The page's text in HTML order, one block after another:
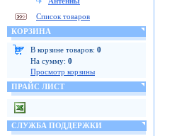
Список товаров
КОРЗИНА
В корзине товаров: 0
На сумму: 0
Просмотр корзины
ПРАЙС ЛИСТ
СЛУЖБА ПОДДЕРЖКИ